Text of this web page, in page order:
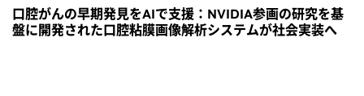
口腔がんの早期発見をAIで支援：NVIDIA参画の研究を基
盤に開発された口腔粘膜画像解析システムが社会実装へ